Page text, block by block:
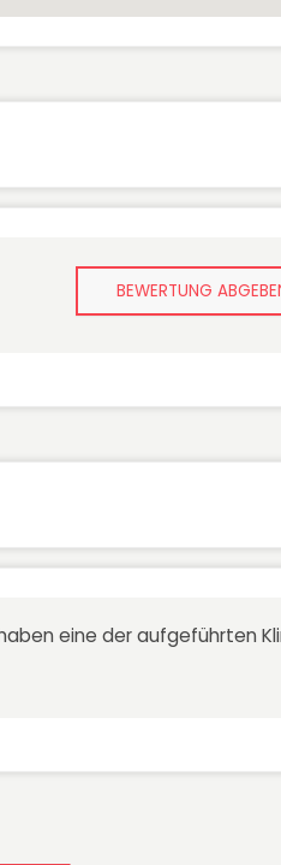
BEWERTUNG
eine der aufgeführten